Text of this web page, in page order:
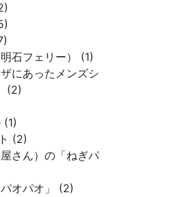
石フェリー） (1)
にあったメンズシ
(2)
(1)
(2)
さん）の「ねぎパ
オパオ」 (2)